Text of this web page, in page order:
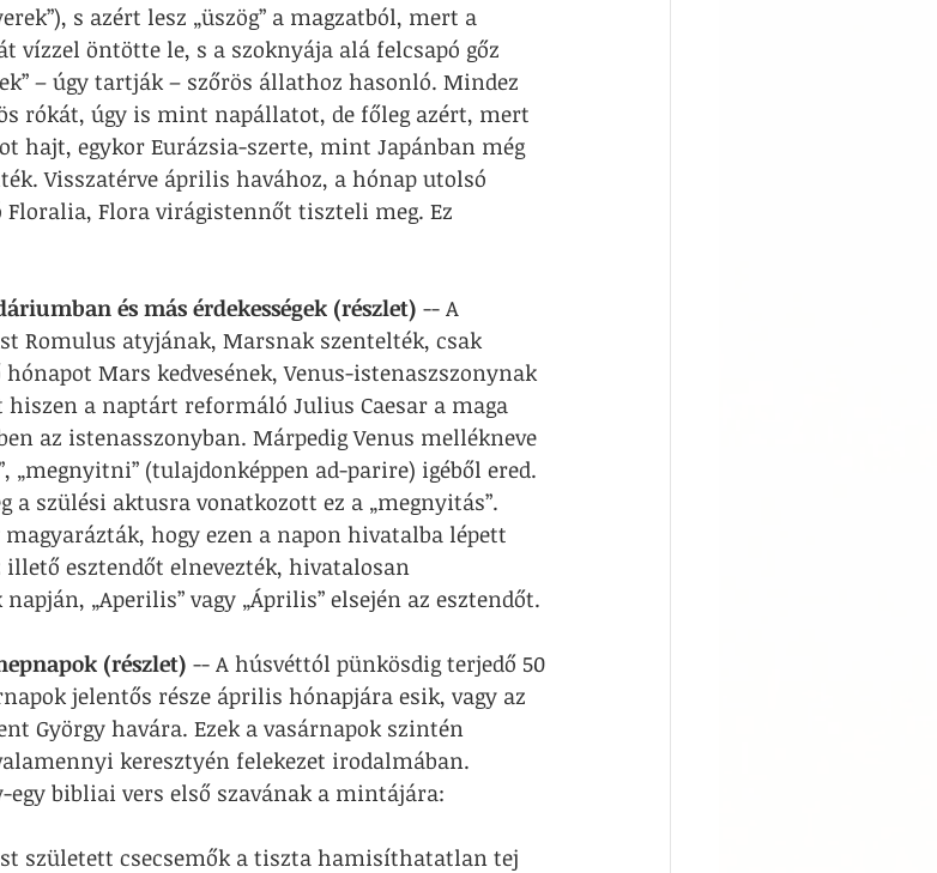
s azért lesz „üszög” a magzatból, mert a
vízzel öntötte le, s a szoknyája alá felcsapó gőz
– úgy tartják – szőrös állathoz hasonló. Mindez
rókát, úgy is mint napállatot, de főleg azért, mert
hajt, egykor Eurázsia-szerte, mint Japánban még
Visszatérve április havához, a hónap utolsó
Flora virágistennőt tiszteli meg. Ez
és más érdekességek (részlet) -- A
Romulus atyjának, Marsnak szentelték, csak
Mars kedvesének, Venus-istenaszszonynak
a naptárt reformáló Julius Caesar a maga
az istenasszonyban. Márpedig Venus mellékneve
„megnyitni” (tulajdonképpen ad-parire) igéből ered.
a szülési aktusra vonatkozott ez a „megnyitás”.
hogy ezen a napon hivatalba lépett
esztendőt elnevezték, hivatalosan
„Aperilis” vagy „Április” elsején az esztendőt.
(részlet) -- A húsvéttól pünkösdig terjedő 50
jelentős része április hónapjára esik, vagy az
György havára. Ezek a vasárnapok szintén
keresztyén felekezet irodalmában.
egy bibliai vers első szavának a mintájára:
született csecsemők a tiszta hamisíthatatlan tej